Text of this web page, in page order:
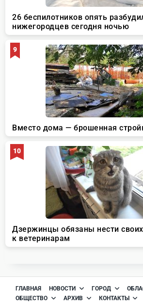
ГЛАВНАЯ НОВОСТИ ГОРОД
ОБЩЕСТВО
АРХИВ КОНТАКТЫ